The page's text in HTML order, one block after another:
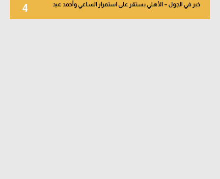
4 خبر في الجول – الأهلي يستقر على استمرار الساعي وأحمد عيد